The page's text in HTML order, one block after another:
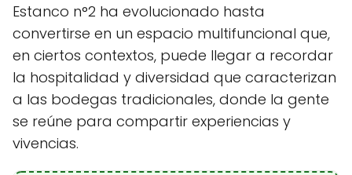
Estanco n°2 ha evolucionado hasta
convertirse en un espacio multifuncional que,
en ciertos contextos, puede llegar a recordar
la hospitalidad y diversidad que caracterizan
a las bodegas tradicionales, donde la gente
se reúne para compartir experiencias y
vivencias.